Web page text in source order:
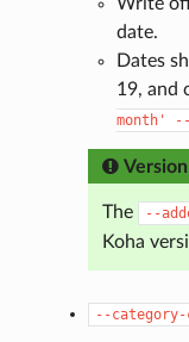
date.
Dates
19, and
month'
Version
The --
Koha
--category-